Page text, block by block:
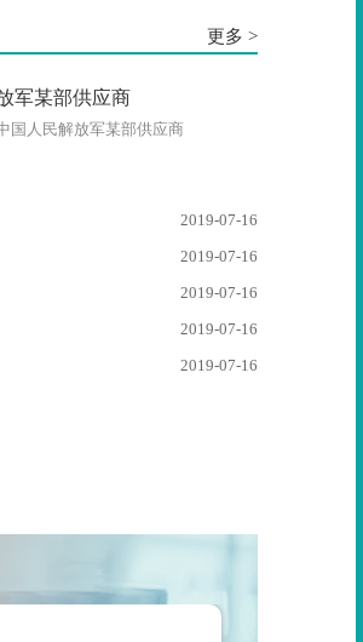
更多 >
军某部供应商
国人民解放军某部供应商
2019-07-16
2019-07-16
2019-07-16
2019-07-16
2019-07-16